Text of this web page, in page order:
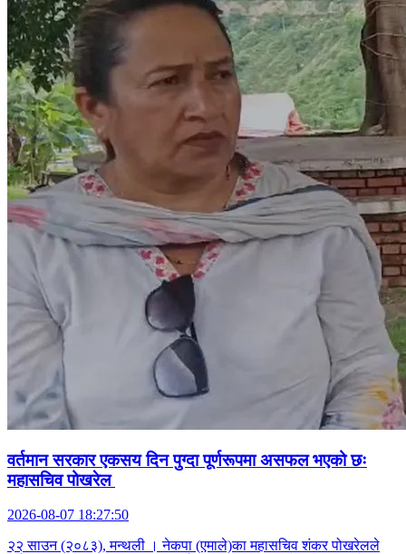
वर्तमान सरकार एकसय दिन पुग्दा पूर्णरूपमा असफल भएको छः
महासचिव पोखरेल
2026-08-07 18:27:50
२२ साउन (२०८३), मन्थली । नेकपा (एमाले)का महासचिव शंकर पोखरेलले